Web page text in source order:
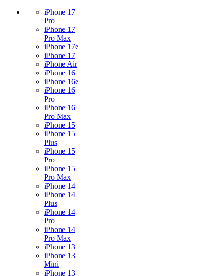
iPhone 17
Pro
iPhone 17
Pro Max
iPhone 17e
iPhone 17
iPhone Air
iPhone 16
iPhone 16e
iPhone 16
Pro
iPhone 16
Pro Max
iPhone 15
iPhone 15
Plus
iPhone 15
Pro
iPhone 15
Pro Max
iPhone 14
iPhone 14
Plus
iPhone 14
Pro
iPhone 14
Pro Max
iPhone 13
iPhone 13
Mini
iPhone 13